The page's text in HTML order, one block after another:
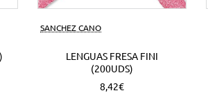
SANCHEZ CANO
LENGUAS FRESA FINI
(200UDS)
8,42€